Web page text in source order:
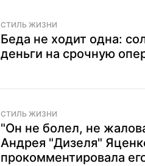
СТИЛЬ ЖИЗНИ
Беда не ходит одна:
деньги на срочную
СТИЛЬ ЖИЗНИ
"Он не болел, не
Андрея "Дизеля"
прокомментировала